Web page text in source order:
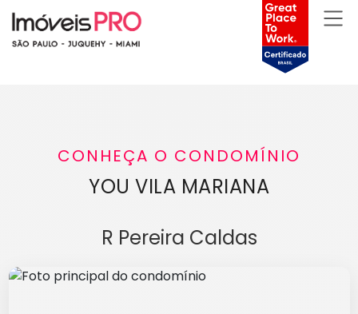
CONHEÇA O CONDOMÍNIO
YOU VILA MARIANA
R Pereira Caldas